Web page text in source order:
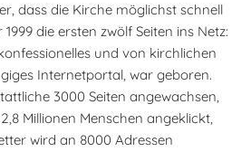
dass die Kirche möglichst schnell
die ersten zwölf Seiten ins Netz:
und von kirchlichen
Internetportal, war geboren.
3000 Seiten angewachsen,
Millionen Menschen angeklickt,
wird an 8000 Adressen